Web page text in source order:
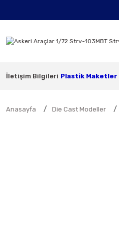
İletişim Bilgileri Plastik Maketler
Anasayfa Die Cast Modeller